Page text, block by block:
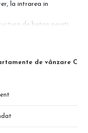
de vânzare
la intrarea in
de beton pereti
izolatie foarte buna de
, gradinita